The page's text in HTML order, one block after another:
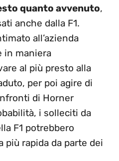
quanto avvenuto,
anche dalla F1.
all’azienda
in maniera
al più presto alla
per poi agire di
di Horner
i solleciti da
F1 potrebbero
più rapida da parte dei